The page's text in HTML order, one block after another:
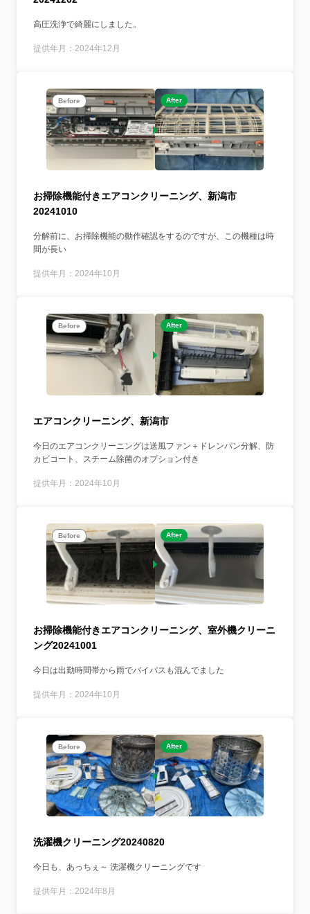
高圧洗浄で綺麗にしました。
提供年月：2024年12月
Before After
お掃除機能付きエアコンクリーニング、新潟市
20241010
分解前に、お掃除機能の動作確認をするのですが、この機種は時
間が長い
提供年月：2024年10月
Before After
エアコンクリーニング、新潟市
今日のエアコンクリーニングは送風ファン＋ドレンパン分解、防
カビコート、スチーム除菌のオプション付き
提供年月：2024年10月
Before After
お掃除機能付きエアコンクリーニング、室外機クリーニ
ング20241001
今日は出勤時間帯から雨でバイパスも混んでました
提供年月：2024年10月
Before After
洗濯機クリーニング20240820
今日も、あっちぇ～ 洗濯機クリーニングです
提供年月：2024年8月